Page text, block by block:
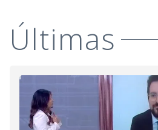
Últimas